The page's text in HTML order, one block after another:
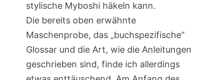
stylische Myboshi häkeln kann.
Die bereits oben erwähnte
Maschenprobe, das „buchspezifische“
Glossar und die Art, wie die Anleitungen
geschrieben sind, finde ich allerdings